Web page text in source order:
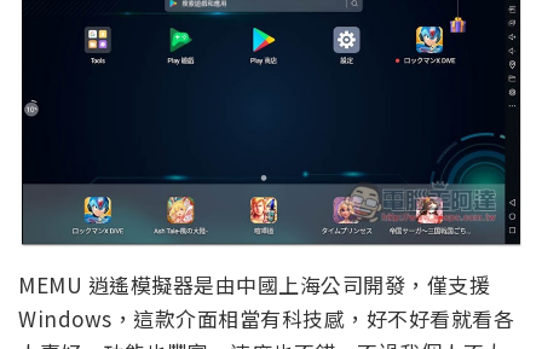
MEMU 逍遙模擬器是由中國上海公司開發，僅支援
Windows，這款介面相當有科技感，好不好看就看各